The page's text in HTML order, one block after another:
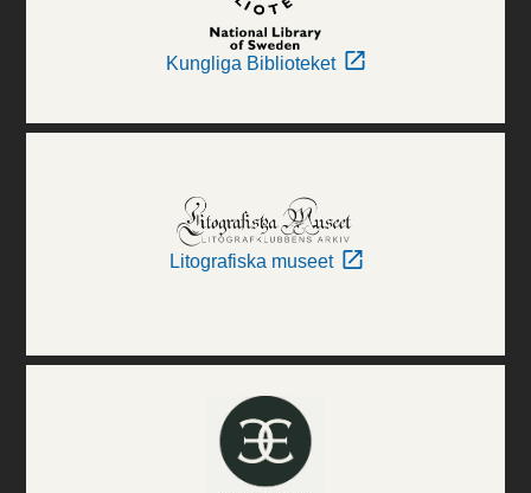
Kungliga Biblioteket
Litografiska museet